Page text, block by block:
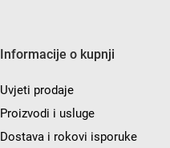
Informacije o kupnji
Uvjeti prodaje
Proizvodi i usluge
Dostava i rokovi isporuke